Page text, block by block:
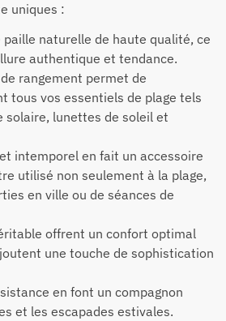
uniques :
naturelle de haute qualité, ce
authentique et tendance.
rangement permet de
tous vos essentiels de plage tels
solaire, lunettes de soleil et
intemporel en fait un accessoire
utilisé non seulement à la plage,
en ville ou de séances de
offrent un confort optimal
une touche de sophistication
en font un compagnon
et les escapades estivales.